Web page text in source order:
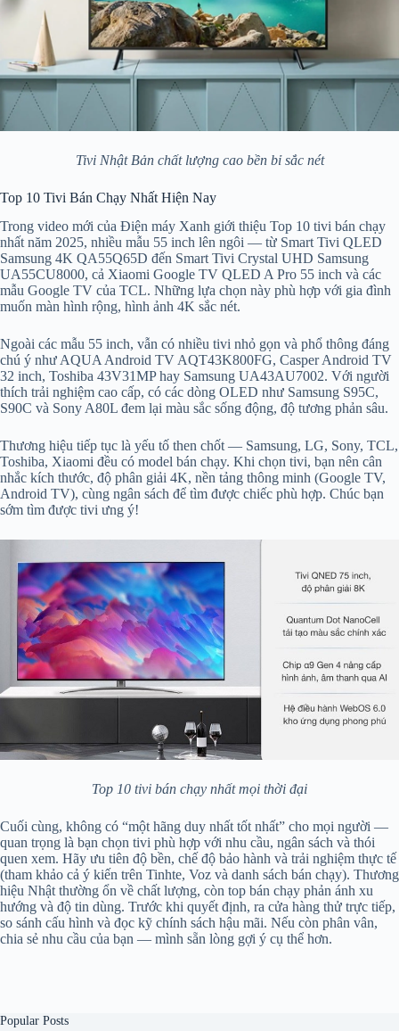
Tivi Nhật Bản chất lượng cao bền bỉ sắc nét
Top 10 Tivi Bán Chạy Nhất Hiện Nay
Trong video mới của Điện máy Xanh giới thiệu Top 10 tivi bán chạy
nhất năm 2025, nhiều mẫu 55 inch lên ngôi — từ Smart Tivi QLED
Samsung 4K QA55Q65D đến Smart Tivi Crystal UHD Samsung
UA55CU8000, cả Xiaomi Google TV QLED A Pro 55 inch và các
mẫu Google TV của TCL. Những lựa chọn này phù hợp với gia đình
muốn màn hình rộng, hình ảnh 4K sắc nét.
Ngoài các mẫu 55 inch, vẫn có nhiều tivi nhỏ gọn và phổ thông đáng
chú ý như AQUA Android TV AQT43K800FG, Casper Android TV
32 inch, Toshiba 43V31MP hay Samsung UA43AU7002. Với người
thích trải nghiệm cao cấp, có các dòng OLED như Samsung S95C,
S90C và Sony A80L đem lại màu sắc sống động, độ tương phản sâu.
Thương hiệu tiếp tục là yếu tố then chốt — Samsung, LG, Sony, TCL,
Toshiba, Xiaomi đều có model bán chạy. Khi chọn tivi, bạn nên cân
nhắc kích thước, độ phân giải 4K, nền tảng thông minh (Google TV,
Android TV), cùng ngân sách để tìm được chiếc phù hợp. Chúc bạn
sớm tìm được tivi ưng ý!
Top 10 tivi bán chạy nhất mọi thời đại
Cuối cùng, không có “một hãng duy nhất tốt nhất” cho mọi người —
quan trọng là bạn chọn tivi phù hợp với nhu cầu, ngân sách và thói
quen xem. Hãy ưu tiên độ bền, chế độ bảo hành và trải nghiệm thực tế
(tham khảo cả ý kiến trên Tinhte, Voz và danh sách bán chạy). Thương
hiệu Nhật thường ổn về chất lượng, còn top bán chạy phản ánh xu
hướng và độ tin dùng. Trước khi quyết định, ra cửa hàng thử trực tiếp,
so sánh cấu hình và đọc kỹ chính sách hậu mãi. Nếu còn phân vân,
chia sẻ nhu cầu của bạn — mình sẵn lòng gợi ý cụ thể hơn.
Popular Posts